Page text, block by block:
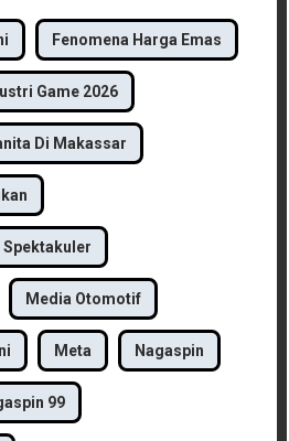
Fenomena Harga Emas
Game 2026
Di Makassar
Spektakuler
Media Otomotif
Meta Nagaspin
99